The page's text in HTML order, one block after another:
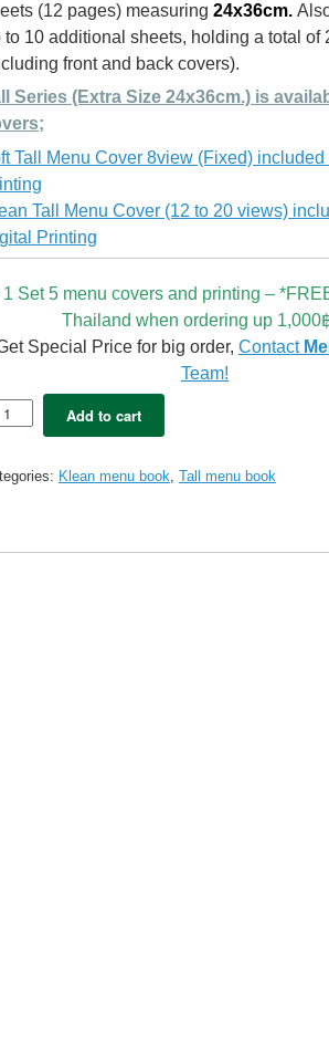
(12 pages) measuring 24x36cm.
to 10 additional sheets, holding a total of
front and back covers).
Series (Extra Size 24x36cm.) is
Tall Menu Cover 8view (Fixed) included
Tall Menu Cover (12 to 20 views)
Printing
1 Set 5 menu covers and printing –
Thailand when ordering up 1,000
Special Price for big order, Contact
Team!
Add to cart
Klean menu book, Tall menu book